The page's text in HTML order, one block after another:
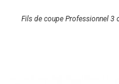
Fils de coupe Professionnel 3